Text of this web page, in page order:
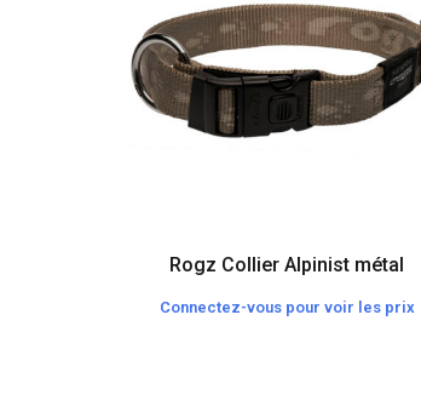
Rogz Collier Alpinist métal
Connectez-vous pour voir les prix